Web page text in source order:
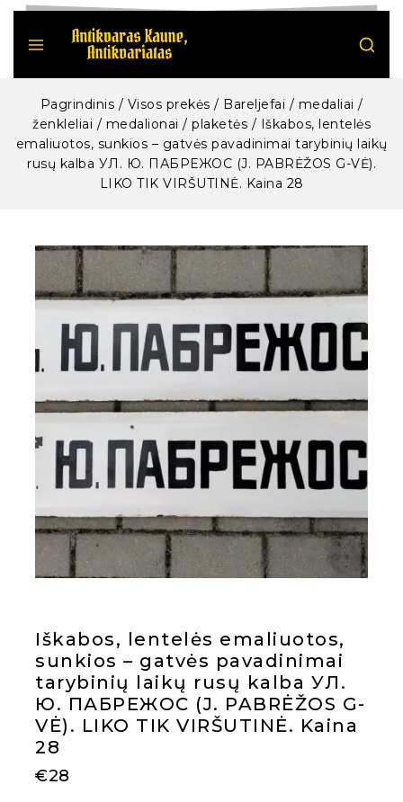
Pagrindinis / Visos prekės / Bareljefai / medaliai /
ženkleliai / medalionai / plaketės / Iškabos, lentelės
emaliuotos, sunkios – gatvės pavadinimai tarybinių laikų
rusų kalba УЛ. Ю. ПАБРЕЖОС (J. PABRĖŽOS G-VĖ).
LIKO TIK VIRŠUTINĖ. Kaina 28
Iškabos, lentelės emaliuotos,
sunkios – gatvės pavadinimai
tarybinių laikų rusų kalba УЛ.
Ю. ПАБРЕЖОС (J. PABRĖŽOS G-
VĖ). LIKO TIK VIRŠUTINĖ. Kaina
28
€28